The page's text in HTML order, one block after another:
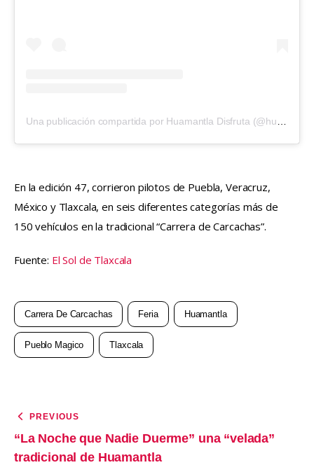
En la edición 47, corrieron pilotos de Puebla, Veracruz,
México y Tlaxcala, en seis diferentes categorías más de
150 vehículos en la tradicional “Carrera de Carcachas”.
Fuente: El Sol de Tlaxcala
Carrera De Carcachas Feria Huamantla
Pueblo Magico Tlaxcala
PREVIOUS
“La Noche que Nadie Duerme” una “velada”
tradicional de Huamantla